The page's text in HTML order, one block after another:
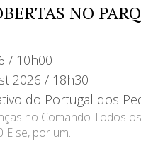
NO
/ 10h00
2026 / 18h30
do Portugal dos
no Comando Todos
se, por um...